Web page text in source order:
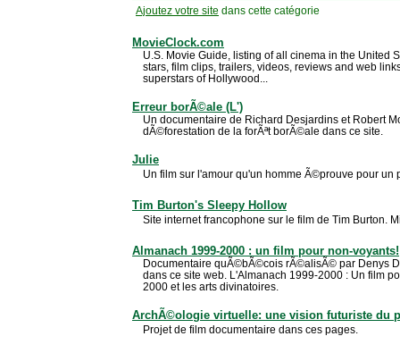
Ajoutez votre site dans cette catégorie
MovieClock.com
U.S. Movie Guide, listing of all cinema in the United
stars, film clips, trailers, videos, reviews and web
superstars of Hollywood...
Erreur borÃ©ale (L')
Un documentaire de Richard Desjardins et Robert
dÃ©forestation de la forÃªt borÃ©ale dans ce site.
Julie
Un film sur l'amour qu'un homme Ã©prouve pour un
Tim Burton's Sleepy Hollow
Site internet francophone sur le film de Tim Burton.
Almanach 1999-2000 : un film pour non-voyants!
Documentaire quÃ©bÃ©cois rÃ©alisÃ© par Denys
dans ce site web. L'Almanach 1999-2000 : Un film
2000 et les arts divinatoires.
ArchÃ©ologie virtuelle: une vision futuriste du
Projet de film documentaire dans ces pages.